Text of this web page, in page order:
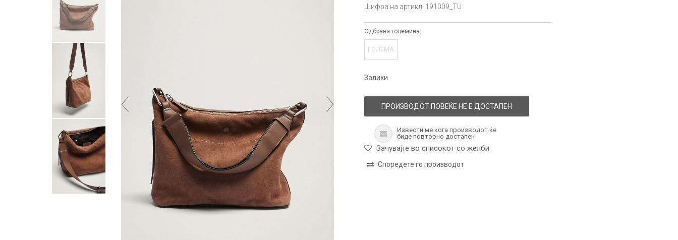
Шифра на артикл: 191009_TU
Одбрана големина:
ГОЛЕМА
Залихи
ПРОИЗВОДОТ ПОВЕЌЕ НЕ Е ДОСТАПЕН
Извести ме кога производот ќе
биде повторно достапен
Зачувајте во списокот со желби
Споредете го производот